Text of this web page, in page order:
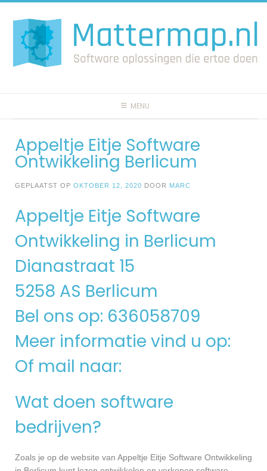
naar
inhoud
MENU
Appeltje Eitje Software
Ontwikkeling Berlicum
GEPLAATST OP OKTOBER 12, 2020 DOOR MARC
Appeltje Eitje Software
Ontwikkeling in Berlicum
Dianastraat 15
5258 AS Berlicum
Bel ons op: 636058709
Meer informatie vind u op:
Of mail naar:
Wat doen software
bedrijven?
Zoals je op de website van Appeltje Eitje Software Ontwikkeling